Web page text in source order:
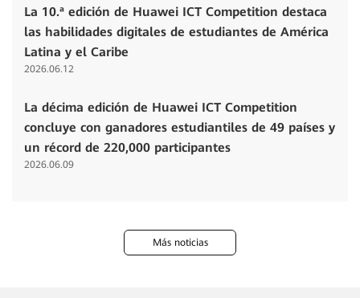
La 10.ª edición de Huawei ICT Competition destaca
las habilidades digitales de estudiantes de América
Latina y el Caribe
2026.06.12
La décima edición de Huawei ICT Competition
concluye con ganadores estudiantiles de 49 países y
un récord de 220,000 participantes
2026.06.09
Más noticias